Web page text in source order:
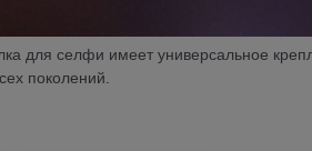
для селфи имеет универсальное
поколений.